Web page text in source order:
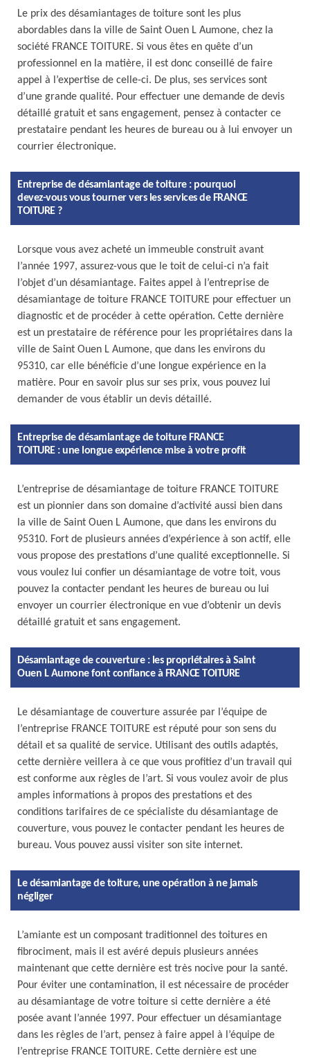
Le prix des désamiantages de toiture sont les plus
abordables dans la ville de Saint Ouen L Aumone, chez la
société FRANCE TOITURE. Si vous êtes en quête d’un
professionnel en la matière, il est donc conseillé de faire
appel à l’expertise de celle-ci. De plus, ses services sont
d’une grande qualité. Pour effectuer une demande de devis
détaillé gratuit et sans engagement, pensez à contacter ce
prestataire pendant les heures de bureau ou à lui envoyer un
courrier électronique.
Entreprise de désamiantage de toiture : pourquoi
devez-vous vous tourner vers les services de FRANCE
TOITURE ?
Lorsque vous avez acheté un immeuble construit avant
l’année 1997, assurez-vous que le toit de celui-ci n’a fait
l’objet d’un désamiantage. Faites appel à l’entreprise de
désamiantage de toiture FRANCE TOITURE pour effectuer un
diagnostic et de procéder à cette opération. Cette dernière
est un prestataire de référence pour les propriétaires dans la
ville de Saint Ouen L Aumone, que dans les environs du
95310, car elle bénéficie d’une longue expérience en la
matière. Pour en savoir plus sur ses prix, vous pouvez lui
demander de vous établir un devis détaillé.
Entreprise de désamiantage de toiture FRANCE
TOITURE : une longue expérience mise à votre profit
L’entreprise de désamiantage de toiture FRANCE TOITURE
est un pionnier dans son domaine d’activité aussi bien dans
la ville de Saint Ouen L Aumone, que dans les environs du
95310. Fort de plusieurs années d’expérience à son actif, elle
vous propose des prestations d’une qualité exceptionnelle. Si
vous voulez lui confier un désamiantage de votre toit, vous
pouvez la contacter pendant les heures de bureau ou lui
envoyer un courrier électronique en vue d’obtenir un devis
détaillé gratuit et sans engagement.
Désamiantage de couverture : les propriétaires à Saint
Ouen L Aumone font confiance à FRANCE TOITURE
Le désamiantage de couverture assurée par l’équipe de
l’entreprise FRANCE TOITURE est réputé pour son sens du
détail et sa qualité de service. Utilisant des outils adaptés,
cette dernière veillera à ce que vous profitiez d’un travail qui
est conforme aux règles de l’art. Si vous voulez avoir de plus
amples informations à propos des prestations et des
conditions tarifaires de ce spécialiste du désamiantage de
couverture, vous pouvez le contacter pendant les heures de
bureau. Vous pouvez aussi visiter son site internet.
Le désamiantage de toiture, une opération à ne jamais
négliger
L’amiante est un composant traditionnel des toitures en
fibrociment, mais il est avéré depuis plusieurs années
maintenant que cette dernière est très nocive pour la santé.
Pour éviter une contamination, il est nécessaire de procéder
au désamiantage de votre toiture si cette dernière a été
posée avant l’année 1997. Pour effectuer un désamiantage
dans les règles de l’art, pensez à faire appel à l’équipe de
l’entreprise FRANCE TOITURE. Cette dernière est une